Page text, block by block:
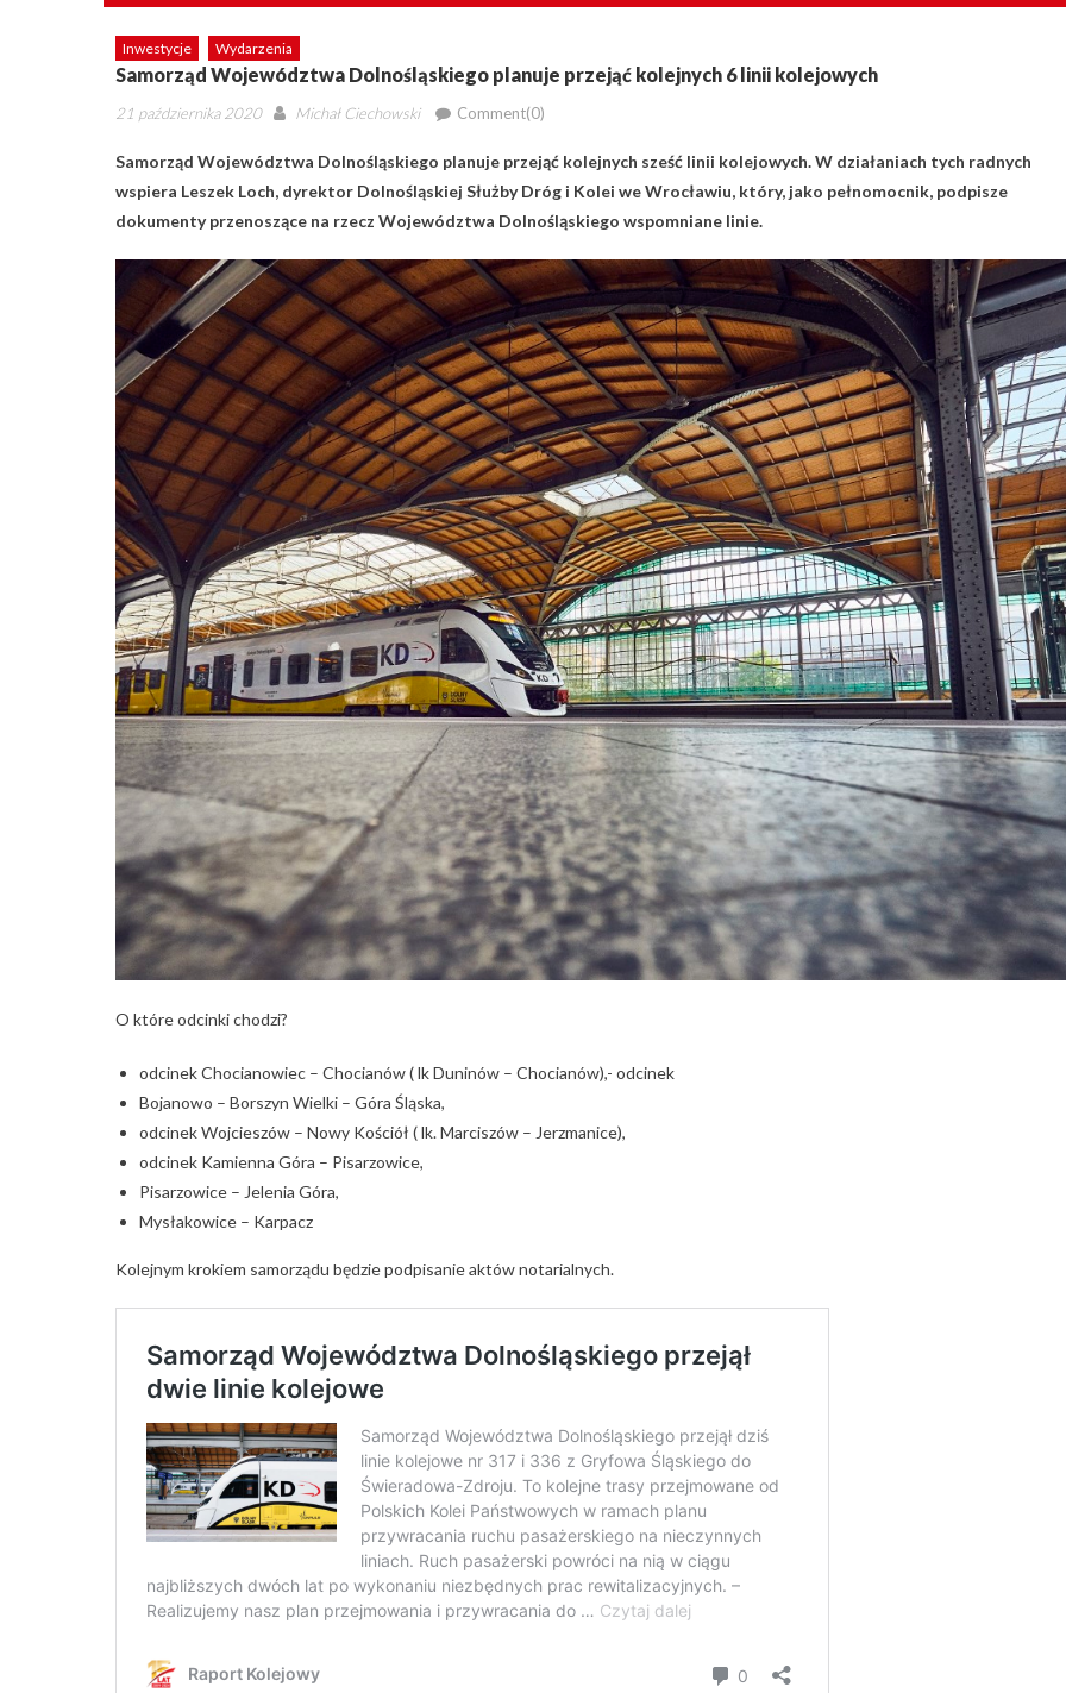
Inwestycje Wydarzenia
Samorząd Województwa Dolnośląskiego planuje przejąć kolejnych 6 linii kolejowych
Posted
21 października 2020 Author
Michał Ciechowski Comment(0)
Samorząd Województwa Dolnośląskiego planuje przejąć kolejnych sześć linii kolejowych. W działaniach tych radnych
wspiera Leszek Loch, dyrektor Dolnośląskiej Służby Dróg i Kolei we Wrocławiu, który, jako pełnomocnik, podpisze
dokumenty przenoszące na rzecz Województwa Dolnośląskiego wspomniane linie.
O które odcinki chodzi?
odcinek Chocianowiec – Chocianów ( lk Duninów – Chocianów),- odcinek
Bojanowo – Borszyn Wielki – Góra Śląska,
odcinek Wojcieszów – Nowy Kościół ( lk. Marciszów – Jerzmanice),
odcinek Kamienna Góra – Pisarzowice,
Pisarzowice – Jelenia Góra,
Mysłakowice – Karpacz
Kolejnym krokiem samorządu będzie podpisanie aktów notarialnych.